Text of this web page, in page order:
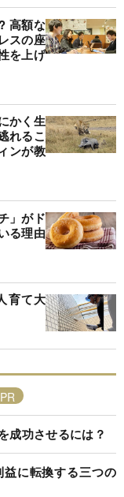
高額な
スの座
を上げ
かく生
れるこ
ンが教
」がド
る理由
育て大
成功させるには？
に転換する三つの